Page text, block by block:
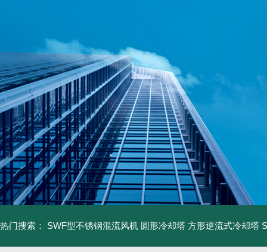
热门搜索： SWF型不锈钢混流风机 圆形冷却塔 方形逆流式冷却塔